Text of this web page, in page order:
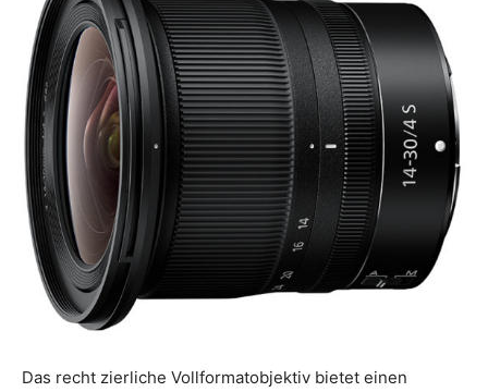
Das recht zierliche Vollformatobjektiv bietet einen